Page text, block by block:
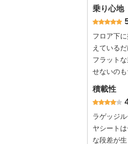
乗り心地
フロア下
えている
フラット
せないのも
積載性
ラゲッジ
ヤシート
な段差が